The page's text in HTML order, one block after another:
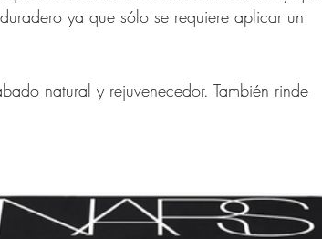
ya que sólo se requiere aplicar un
natural y rejuvenecedor. También rinde